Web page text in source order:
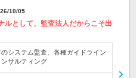
10/05
ルとして、監査法人だからこそ出
システム監査、各種ガイドライン
サルティング